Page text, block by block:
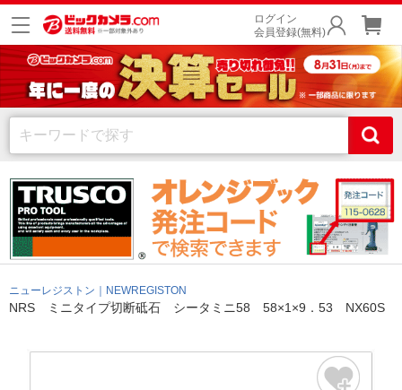
ログイン
会員登録(無料)
ニューレジストン｜NEWREGISTON
NRS ミニタイプ切断砥石 シータミニ58 58×1×9．53 NX60S